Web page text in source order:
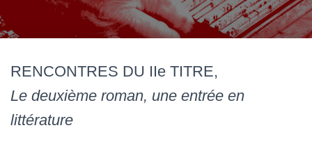
RENCONTRES DU IIe TITRE,
Le deuxième roman, une entrée en
littérature